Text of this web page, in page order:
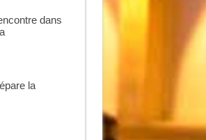
dans
la